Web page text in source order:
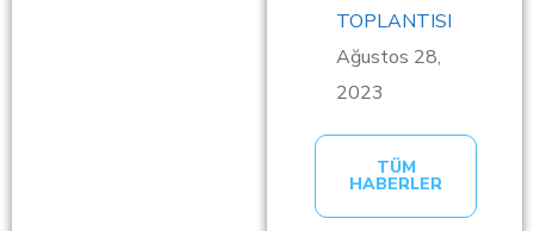
TOPLANTISI
Ağustos 28,
2023
TÜM
HABERLER